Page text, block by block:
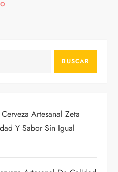
BUSCAR
Artesanal Zeta
Y Sabor Sin Igual